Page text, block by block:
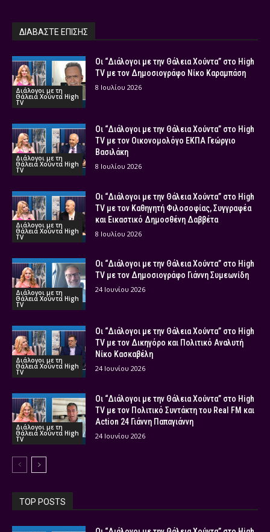
ΔΙΑΒΑΣΤΕ ΕΠΙΣΗΣ
Διάλογοι με τη
Θάλεια Χούντα High
TV
Οι “Διάλογοι με την Θάλεια Χούντα” στο High
TV με τον Δημοσιογράφο Νίκο Καραμπάση
8 Ιουλίου 2026
Διάλογοι με τη
Θάλεια Χούντα High
TV
Οι “Διάλογοι με την Θάλεια Χούντα” στο High
TV με τον Οικονομολόγο ΕΚΠΑ Γεώργιο
Βασιλάκη
8 Ιουλίου 2026
Διάλογοι με τη
Θάλεια Χούντα High
TV
Οι “Διάλογοι με την Θάλεια Χούντα” στο High
TV με τον Καθηγητή Φιλοσοφίας, Συγγραφέα
και Εικαστικό Δημοσθένη Δαββέτα
8 Ιουλίου 2026
Διάλογοι με τη
Θάλεια Χούντα High
TV
Οι “Διάλογοι με την Θάλεια Χούντα” στο High
TV με τον Δημοσιογράφο Γιάννη Συμεωνίδη
24 Ιουνίου 2026
Διάλογοι με τη
Θάλεια Χούντα High
TV
Οι “Διάλογοι με την Θάλεια Χούντα” στο High
TV με τον Δικηγόρο και Πολιτικό Αναλυτή
Νίκο Κασκαβέλη
24 Ιουνίου 2026
Διάλογοι με τη
Θάλεια Χούντα High
TV
Οι “Διάλογοι με την Θάλεια Χούντα” στο High
TV με τον Πολιτικό Συντάκτη του Real FM και
Action 24 Γιάννη Παπαγιάννη
24 Ιουνίου 2026
TOP POSTS